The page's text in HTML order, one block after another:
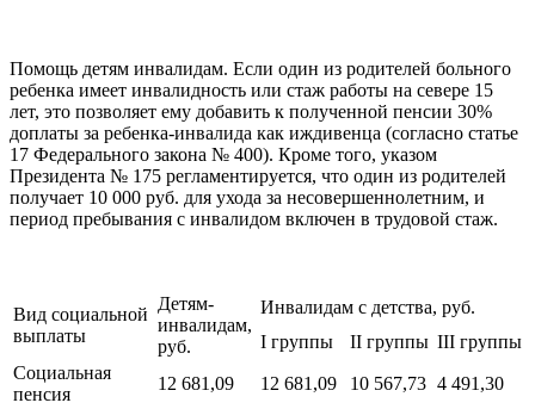
Помощь детям инвалидам. Если один из родителей больного
ребенка имеет инвалидность или стаж работы на севере 15
лет, это позволяет ему добавить к полученной пенсии 30%
доплаты за ребенка-инвалида как иждивенца (согласно статье
17 Федерального закона № 400). Кроме того, указом
Президента № 175 регламентируется, что один из родителей
получает 10 000 руб. для ухода за несовершеннолетним, и
период пребывания с инвалидом включен в трудовой стаж.
Вид социальной
выплаты
Детям-
инвалидам,
руб.
Инвалидам с детства, руб.
I группы
II группы III группы
Социальная
пенсия
12 681,09 12 681,09 10 567,73 4 491,30